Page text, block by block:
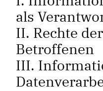
als
II. Rechte
Betroffenen
III.